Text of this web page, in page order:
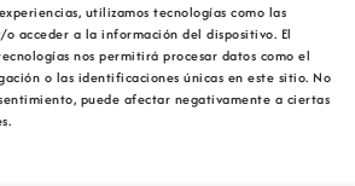
utilizamos tecnologías como las
acceder a la información del dispositivo. El
nos permitirá procesar datos como el
o las identificaciones únicas en este sitio. No
puede afectar negativamente a ciertas
que en Penouta “as
en 1985 e a área quedou
un novo proxecto
significativas de
da antiga mina, como o